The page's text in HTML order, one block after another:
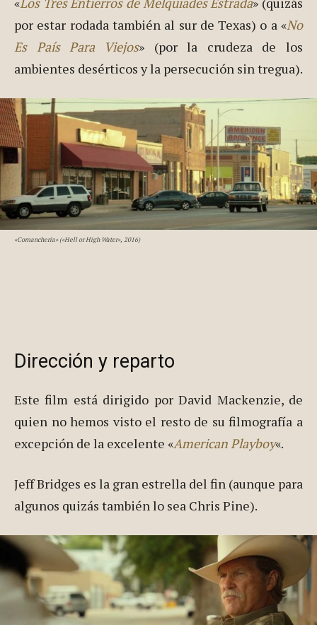
por estar rodada también al sur de Texas) o a «No
Es País Para Viejos» (por la crudeza de los
ambientes desérticos y la persecución sin tregua).
«Comanchería» («Hell or High Water», 2016)
Dirección y reparto
Este film está dirigido por David Mackenzie, de
quien no hemos visto el resto de su filmografía a
excepción de la excelente «American Playboy«.
Jeff Bridges es la gran estrella del fin (aunque para
algunos quizás también lo sea Chris Pine).